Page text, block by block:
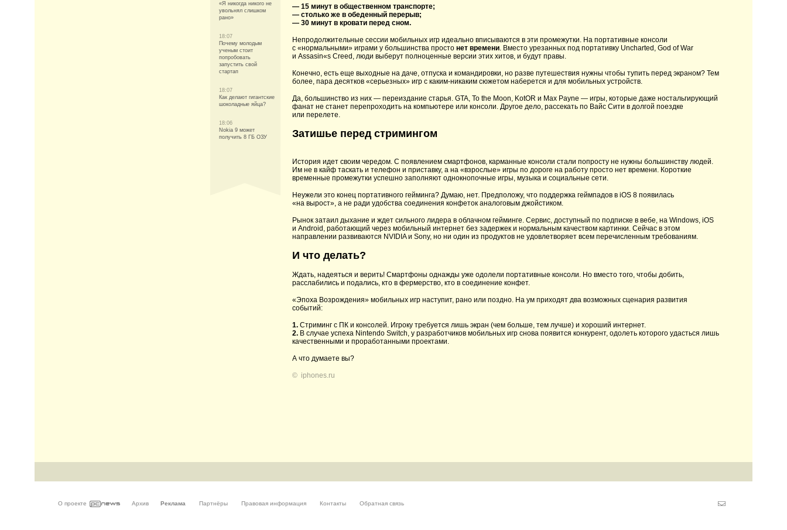
«Я никогда никого не
увольнял слишком
рано»
18:07
Почему молодым
ученым стоит
попробовать
запустить свой
стартап
18:07
Как делают гигантские
шоколадные яйца?
18:06
Nokia 9 может
получить 8 ГБ ОЗУ
— 15 минут в общественном транспорте;
— столько же в обеденный перерыв;
— 30 минут в кровати перед сном.
Непродолжительные сессии мобильных игр идеально вписываются в эти промежутки. На портативные консоли
с «нормальными» играми у большинства просто нет времени. Вместо урезанных под портативку Uncharted, God of War
и Assasin«s Creed, люди выберут полноценные версии этих хитов, и будут правы.
Конечно, есть еще выходные на даче, отпуска и командировки, но разве путешествия нужны чтобы тупить перед экраном? Тем
более, пара десятков «серьезных» игр с каким-никаким сюжетом наберется и для мобильных устройств.
Да, большинство из них — переиздание старья. GTA, To the Moon, KotOR и Max Payne — игры, которые даже ностальгирующий
фанат не станет перепроходить на компьютере или консоли. Другое дело, рассекать по Вайс Сити в долгой поездке
или перелете.
Затишье перед стримингом
История идет своим чередом. С появлением смартфонов, карманные консоли стали попросту не нужны большинству людей.
Им не в кайф таскать и телефон и приставку, а на «взрослые» игры по дороге на работу просто нет времени. Короткие
временные промежутки успешно заполняют однокнопочные игры, музыка и социальные сети.
Неужели это конец портативного гейминга? Думаю, нет. Предположу, что поддержка геймпадов в iOS 8 появилась
«на вырост», а не ради удобства соединения конфеток аналоговым джойстиком.
Рынок затаил дыхание и ждет сильного лидера в облачном гейминге. Сервис, доступный по подписке в вебе, на Windows, iOS
и Android, работающий через мобильный интернет без задержек и нормальным качеством картинки. Сейчас в этом
направлении развиваются NVIDIA и Sony, но ни один из продуктов не удовлетворяет всем перечисленным требованиям.
И что делать?
Ждать, надеяться и верить! Смартфоны однажды уже одолели портативные консоли. Но вместо того, чтобы добить,
расслабились и подались, кто в фермерство, кто в соединение конфет.
«Эпоха Возрождения» мобильных игр наступит, рано или поздно. На ум приходят два возможных сценария развития
событий:
1. Стриминг с ПК и консолей. Игроку требуется лишь экран (чем больше, тем лучше) и хороший интернет.
2. В случае успеха Nintendo Switch, у разработчиков мобильных игр снова появится конкурент, одолеть которого удасться лишь
качественными и проработанными проектами.
А что думаете вы?
© iphones.ru
О проекте Архив Реклама Партнёры Правовая информация Контакты Обратная связь